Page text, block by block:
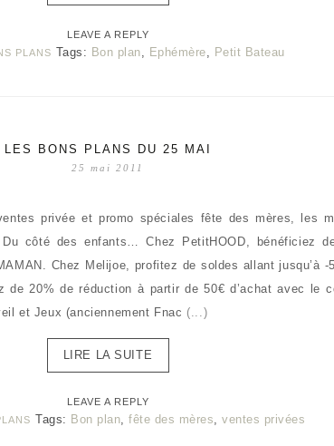
LEAVE A REPLY
PLANS Tags: Bon plan, Ephémère, Petit Bateau
LES BONS PLANS DU 25 MAI
25 mai 2011
privée et promo spéciales fête des mères, les
côté des enfants… Chez PetitHOOD, bénéficiez
Chez Melijoe, profitez de soldes allant jusqu’à -
de 20% de réduction à partir de 50€ d’achat avec le
et Jeux (anciennement Fnac (...)
LIRE LA SUITE
LEAVE A REPLY
Tags: Bon plan, fête des mères, ventes privées